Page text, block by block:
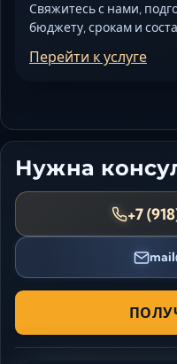
Свяжитесь с нами,
бюджету, срокам и
Перейти к услуге
Нужна
+7